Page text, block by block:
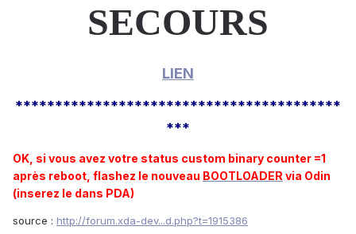
SECOURS
LIEN
*****************************************
***
OK, si vous avez votre status custom binary counter =1
après reboot, flashez le nouveau BOOTLOADER via Odin
(inserez le dans PDA)
source : http://forum.xda-dev...d.php?t=1915386